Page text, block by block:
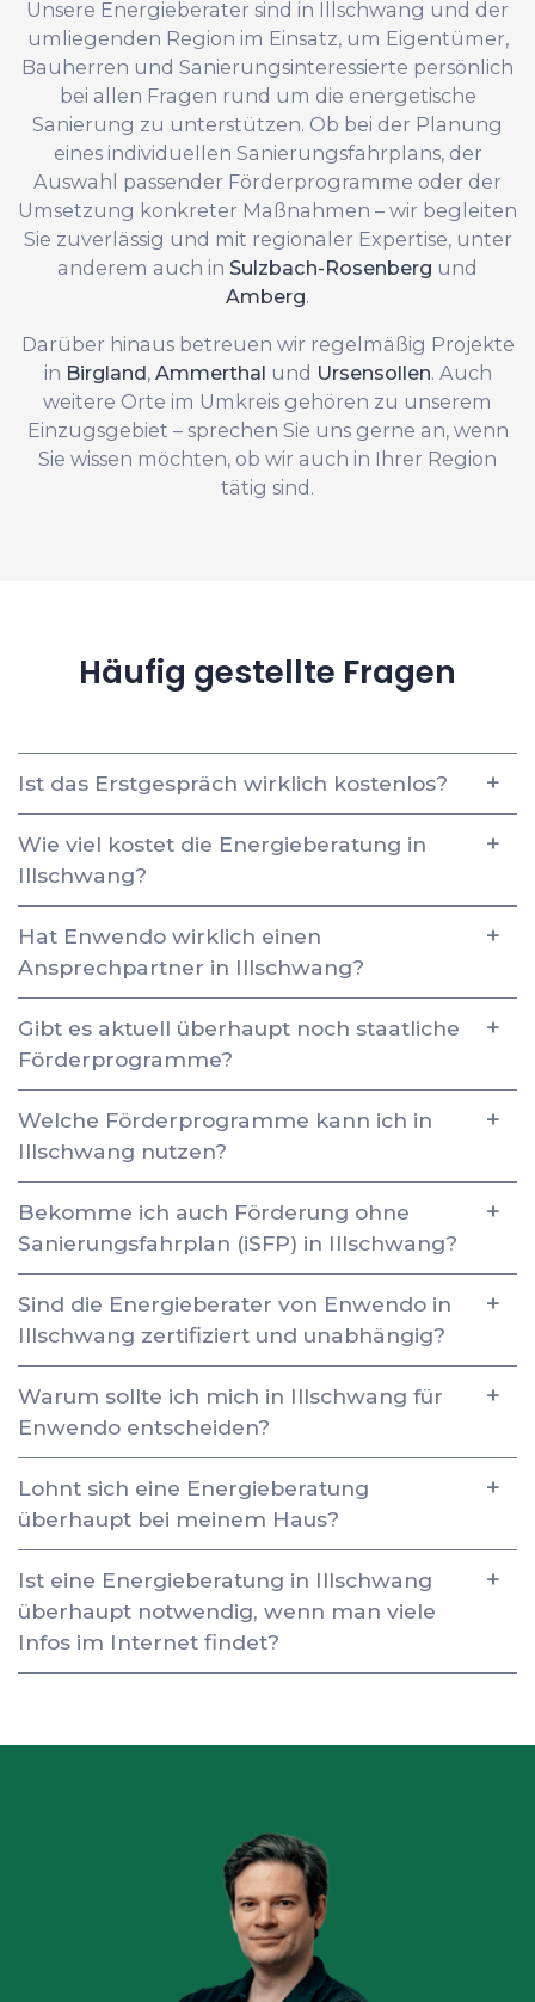
Unsere Energieberater sind in Illschwang und der
umliegenden Region im Einsatz, um Eigentümer,
Bauherren und Sanierungsinteressierte persönlich
bei allen Fragen rund um die energetische
Sanierung zu unterstützen. Ob bei der Planung
eines individuellen Sanierungsfahrplans, der
Auswahl passender Förderprogramme oder der
Umsetzung konkreter Maßnahmen – wir begleiten
Sie zuverlässig und mit regionaler Expertise, unter
anderem auch in Sulzbach-Rosenberg und
Amberg.
Darüber hinaus betreuen wir regelmäßig Projekte
in Birgland, Ammerthal und Ursensollen. Auch
weitere Orte im Umkreis gehören zu unserem
Einzugsgebiet – sprechen Sie uns gerne an, wenn
Sie wissen möchten, ob wir auch in Ihrer Region
tätig sind.
Häufig gestellte Fragen
Ist das Erstgespräch wirklich kostenlos?
Wie viel kostet die Energieberatung in
Illschwang?
Hat Enwendo wirklich einen
Ansprechpartner in Illschwang?
Gibt es aktuell überhaupt noch staatliche
Förderprogramme?
Welche Förderprogramme kann ich in
Illschwang nutzen?
Bekomme ich auch Förderung ohne
Sanierungsfahrplan (iSFP) in Illschwang?
Sind die Energieberater von Enwendo in
Illschwang zertifiziert und unabhängig?
Warum sollte ich mich in Illschwang für
Enwendo entscheiden?
Lohnt sich eine Energieberatung
überhaupt bei meinem Haus?
Ist eine Energieberatung in Illschwang
überhaupt notwendig, wenn man viele
Infos im Internet findet?